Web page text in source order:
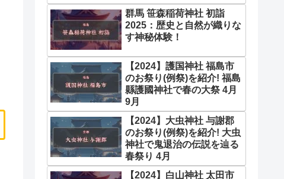
の例祭は、毎年8月1日に行
われます。素戔嗚尊(すさの
おのみこと)を祀るこの神社
は、旧社格は郷社で、北海
一社のみです。 8月
群馬 笹森稲荷神社 初詣
2025：歴史と自然が織りな
す神秘体験！
【2024】護国神社 福島市
のお祭り(例祭)を紹介! 福島
縣護國神社で春の大祭 4月
9月
【2024】大虫神社 与謝郡
のお祭り(例祭)を紹介! 大虫
神社で鬼退治の伝説を辿る
春祭り 4月
【2024】白山神社 太田市